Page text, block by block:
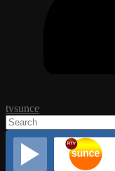
tvsunce